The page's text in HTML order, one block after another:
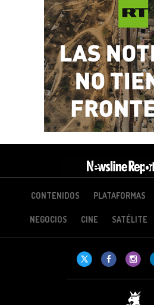
CONTENIDOS PLATAFORMAS
NEGOCIOS CINE SATÉLITE